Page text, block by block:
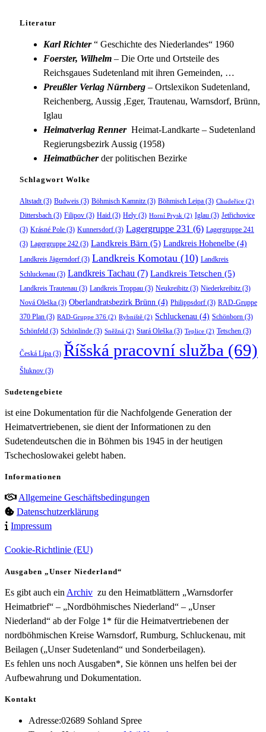
Literatur
Karl Richter“ Geschichte des Niederlandes“ 1960
Foerster, Wilhelm – Die Orte und Ortsteile des
Reichsgaues Sudetenland mit ihren Gemeinden, …
Preußler Verlag Nürnberg – Ortslexikon Sudetenland,
Reichenberg, Aussig ,Eger, Trautenau, Warnsdorf, Brünn,
Iglau
Heimatverlag Renner Heimat-Landkarte – Sudetenland
Regierungsbezirk Aussig (1958)
Heimatbücherder politischen Bezirke
Schlagwort Wolke
Altstadt(3) Budweis (3) Böhmisch Kamnitz (3) Böhmisch Leipa (3) Chudeřice (2)
Dittersbach (3) Filipov (3) Haid (3) Hely (3) Horní Prysk (2) Iglau (3) Jetřichovice
(3) Krásné Pole (3) Kunnersdorf (3) Lagergruppe 231 (6) Lagergruppe 241
(3) Lagergruppe 242 (3) Landkreis Bärn (5) Landkreis Hohenelbe (4)
Landkreis Jägerndorf (3) Landkreis Komotau (10) Landkreis
Schluckenau (3) Landkreis Tachau (7) Landkreis Tetschen (5)
Landkreis Trautenau (3) Landkreis Troppau (3) Neukreibitz (3) Niederkreibitz (3)
Nová Oleška (3) Oberlandratsbezirk Brünn (4) Philippsdorf (3) RAD-Gruppe
370 Plan (3) RAD-Gruppe 376 (2) Rybniště (2) Schluckenau (4) Schönborn (3)
Schönfeld (3) Schönlinde (3) Sněžná (2) Stará Oleška (3) Teplice (2) Tetschen (3)
Česká Lípa (3) Říšská pracovní služba (69)
Šluknov (3)
Sudetengebiete
ist eine Dokumentation für die Nachfolgende Generation der
Heimatvertriebenen, sie dient der Informationen zu den
Sudetendeutschen die in Böhmen bis 1945 in der heutigen
Tschechoslowakei gelebt haben.
Informationen
Allgemeine Geschäftsbedingungen
Datenschutzerklärung
Impressum
Cookie-Richtlinie (EU)
Ausgaben „Unser Niederland“
Es gibt auch ein Archiv zu den Heimatblättern „Warnsdorfer
Heimatbrief“ – „Nordböhmisches Niederland“ – „Unser
Niederland“ ab der Folge 1* für die Heimatvertriebenen der
nordböhmischen Kreise Warnsdorf, Rumburg, Schluckenau, mit
Beilagen („Unser Sudetenland“ und Sonderbeilagen).
Es fehlen uns noch Ausgaben*, Sie können uns helfen bei der
Aufbewahrung und Dokumentation.
Kontakt
Adresse:02689 Sohland Spree